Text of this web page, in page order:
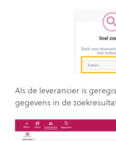
Als de leverancier is
gegevens in de